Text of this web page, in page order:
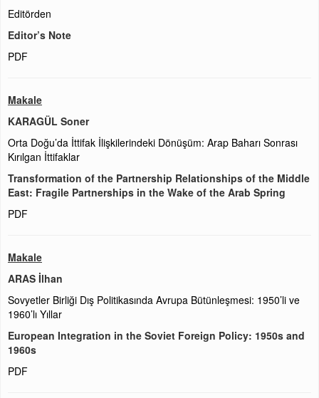
Editörden
Editor’s Note
PDF
Makale
KARAGÜL Soner
Orta Doğu’da İttifak İlişkilerindeki Dönüşüm: Arap Baharı Sonrası
Kırılgan İttifaklar
Transformation of the Partnership Relationships of the Middle
East: Fragile Partnerships in the Wake of the Arab Spring
PDF
Makale
ARAS İlhan
Sovyetler Birliği Dış Politikasında Avrupa Bütünleşmesi: 1950’li ve
1960’lı Yıllar
European Integration in the Soviet Foreign Policy: 1950s and
1960s
PDF